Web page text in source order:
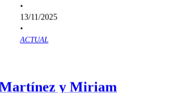
•
13/11/2025
•
ACTUAL
y Miriam